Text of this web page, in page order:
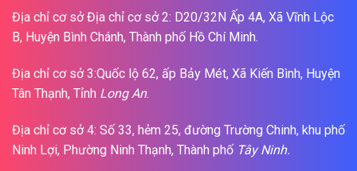
Địa chỉ cơ sở Địa chỉ cơ sở 2: D20/32N Ấp 4A, Xã Vĩnh Lộc
B, Huyện Bình Chánh, Thành phố Hồ Chí Minh.
Địa chỉ cơ sở 3:Quốc lộ 62, ấp Bảy Mét, Xã Kiến Bình, Huyện
Tân Thạnh, Tỉnh Long An.
Địa chỉ cơ sở 4: Số 33, hẻm 25, đường Trường Chinh, khu phố
Ninh Lợi, Phường Ninh Thạnh, Thành phố Tây Ninh.